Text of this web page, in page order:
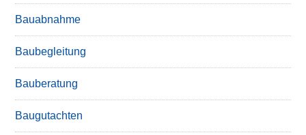
Bauabnahme
Baubegleitung
Bauberatung
Baugutachten